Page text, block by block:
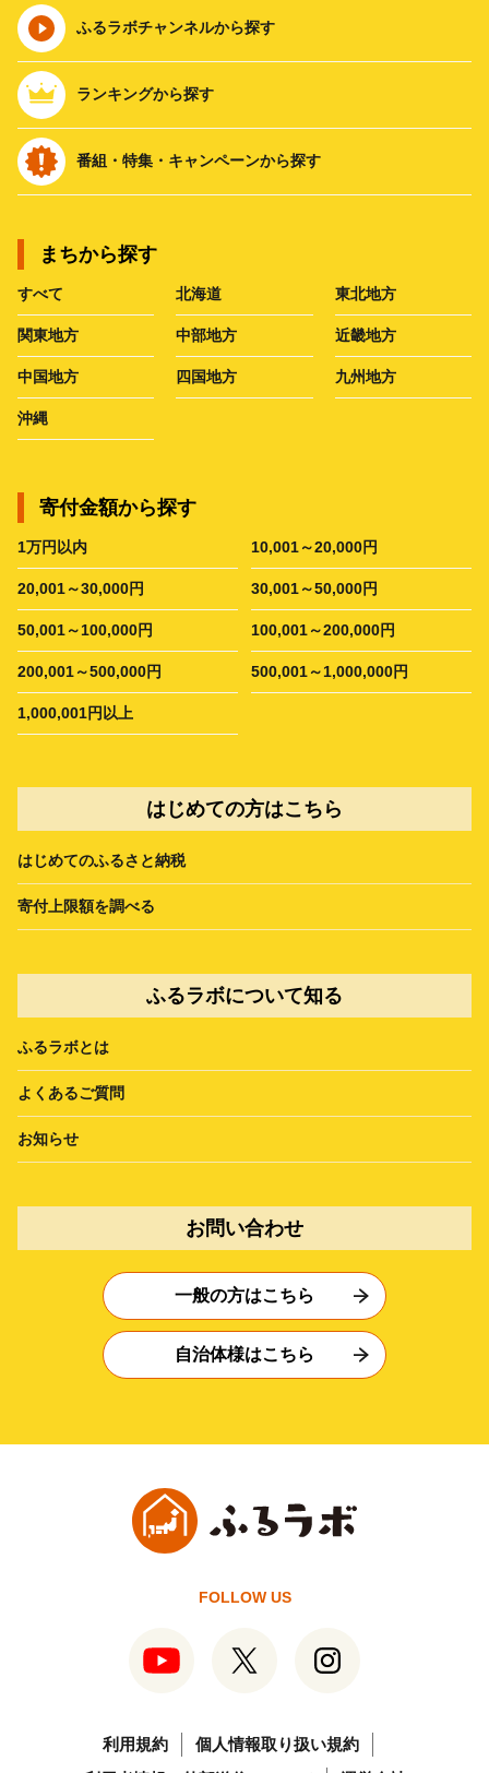
ふるラボチャンネルから探す
ランキングから探す
番組・特集・キャンペーンから探す
まちから探す
すべて 北海道 東北地方
関東地方 中部地方 近畿地方
中国地方 四国地方 九州地方
沖縄
寄付金額から探す
1万円以内 10,001～20,000円
20,001～30,000円 30,001～50,000円
50,001～100,000円 100,001～200,000円
200,001～500,000円 500,001～1,000,000円
1,000,001円以上
はじめての方はこちら
はじめてのふるさと納税
寄付上限額を調べる
ふるラボについて知る
ふるラボとは
よくあるご質問
お知らせ
お問い合わせ
一般の方はこちら
自治体様はこちら
FOLLOW US
利用規約
個人情報取り扱い規約